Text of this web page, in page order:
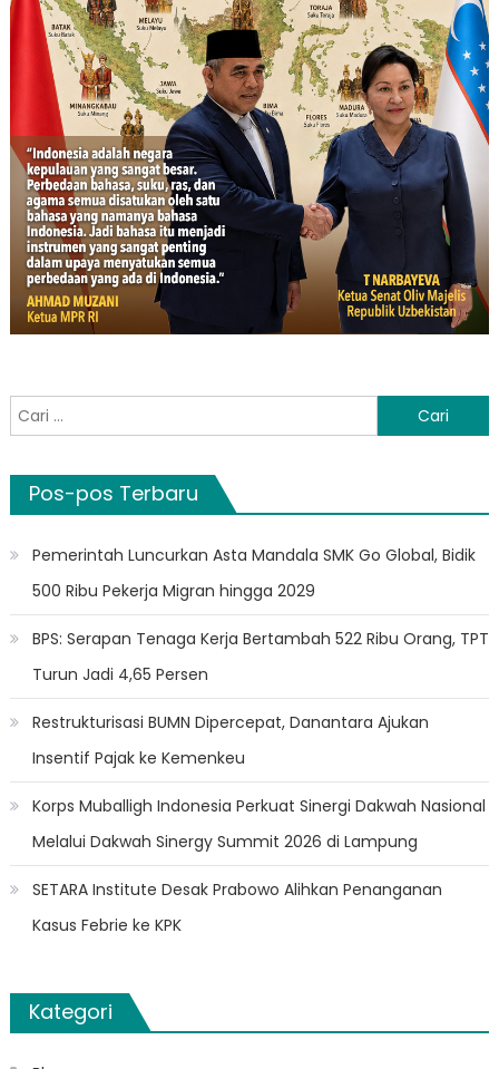
Cari
untuk:
Pos-pos Terbaru
Pemerintah Luncurkan Asta Mandala SMK Go Global, Bidik
500 Ribu Pekerja Migran hingga 2029
BPS: Serapan Tenaga Kerja Bertambah 522 Ribu Orang, TPT
Turun Jadi 4,65 Persen
Restrukturisasi BUMN Dipercepat, Danantara Ajukan
Insentif Pajak ke Kemenkeu
Korps Muballigh Indonesia Perkuat Sinergi Dakwah Nasional
Melalui Dakwah Sinergy Summit 2026 di Lampung
SETARA Institute Desak Prabowo Alihkan Penanganan
Kasus Febrie ke KPK
Kategori